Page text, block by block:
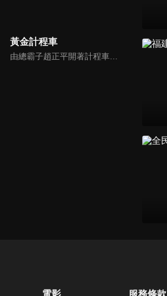
黃金計程車
由總霸子趙正平開著計程車在街頭隨機找尋搭車路人，進行機智問答，如果十題答對就可以拿走金元寶！如果沒有答對，就把當前獎金減一個0然後發放！另外節目中總霸子趙正平還會帶我們遍尋美食名景。
電影 服務條款